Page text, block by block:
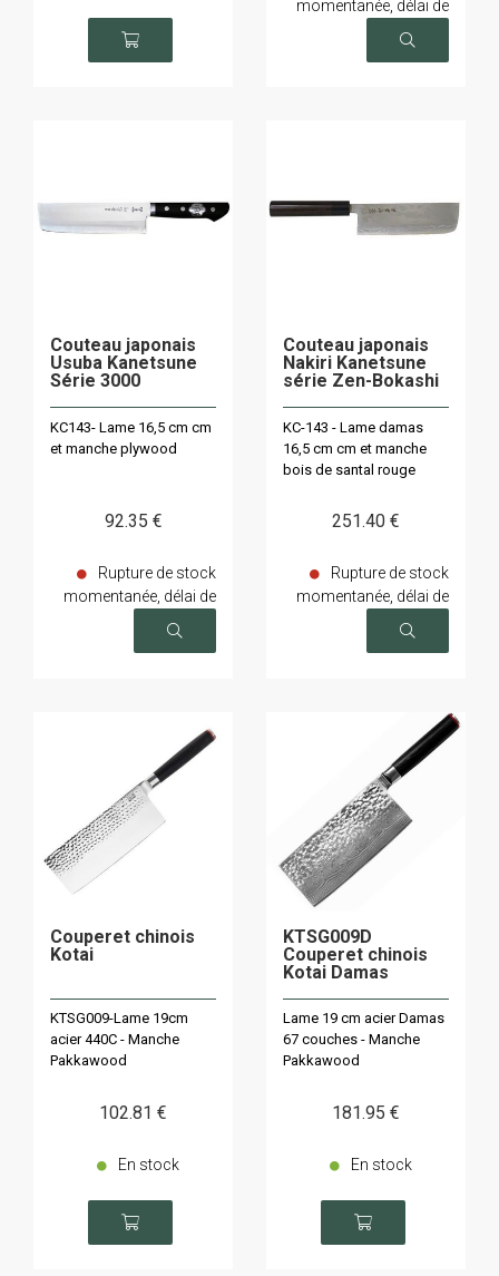
momentanée, délai de
livraison sur demande
Couteau japonais
Usuba Kanetsune
Série 3000
KC143- Lame 16,5 cm cm
et manche plywood
92.35 €
Rupture de stock
momentanée, délai de
livraison sur demande
Couteau japonais
Nakiri Kanetsune
série Zen-Bokashi
KC-143 - Lame damas
16,5 cm cm et manche
bois de santal rouge
251.40 €
Rupture de stock
momentanée, délai de
livraison sur demande
Couperet chinois
Kotai
KTSG009-Lame 19cm
acier 440C - Manche
Pakkawood
102.81 €
En stock
KTSG009D
Couperet chinois
Kotai Damas
Lame 19 cm acier Damas
67 couches - Manche
Pakkawood
181.95 €
En stock